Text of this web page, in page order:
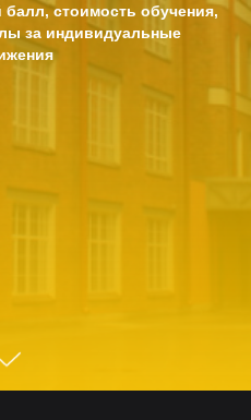
стоимость обучения,
за индивидуальные